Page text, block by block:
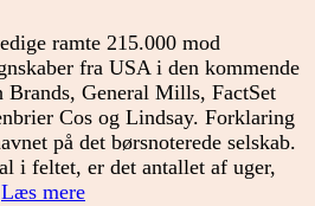
ramte 215.000 mod
fra USA i den kommende
General Mills, FactSet
Cos og Lindsay. Forklaring
på det børsnoterede selskab.
i feltet, er det antallet af uger,
Læs mereSignallisten